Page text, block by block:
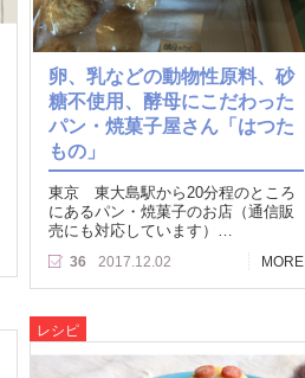
卵、乳などの動物性原料、砂
糖不使用、酵母にこだわった
パン・焼菓子屋さん「はつた
もの」
東京 東大島駅から20分程のところ
にあるパン・焼菓子のお店（通信販
売にも対応しています）…
36 2017.12.02 MORE
レシピ